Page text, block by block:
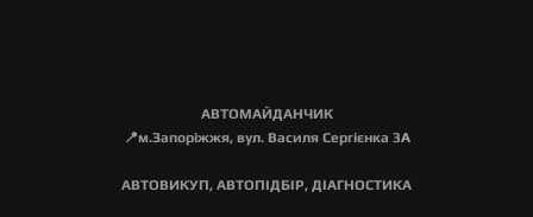
АВТОМАЙДАНЧИК
📍м.Запоріжжя, вул. Василя Сергієнка 3А
АВТОВИКУП, АВТОПІДБІР, ДІАГНОСТИКА